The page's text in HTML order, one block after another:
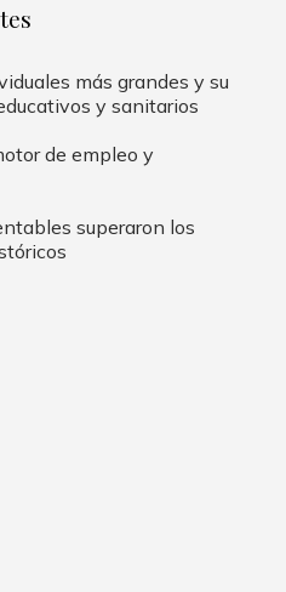
más grandes y su
y sanitarios
de empleo y
superaron los